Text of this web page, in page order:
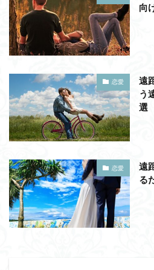
向
恋愛
遠
う
選
恋愛
遠
る